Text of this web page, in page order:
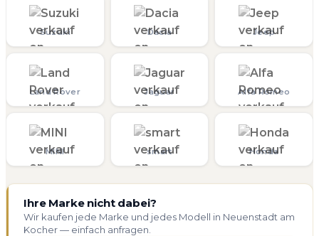
Suzuki Dacia Jeep
Land Rover Jaguar Alfa Romeo
MINI smart Honda
Ihre Marke nicht dabei?
Wir kaufen jede Marke und jedes Modell in Neuenstadt am
Kocher — einfach anfragen.